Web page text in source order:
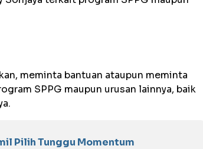
meminta bantuan ataupun meminta
SPPG maupun urusan lainnya, baik
Pilih Tunggu Momentum